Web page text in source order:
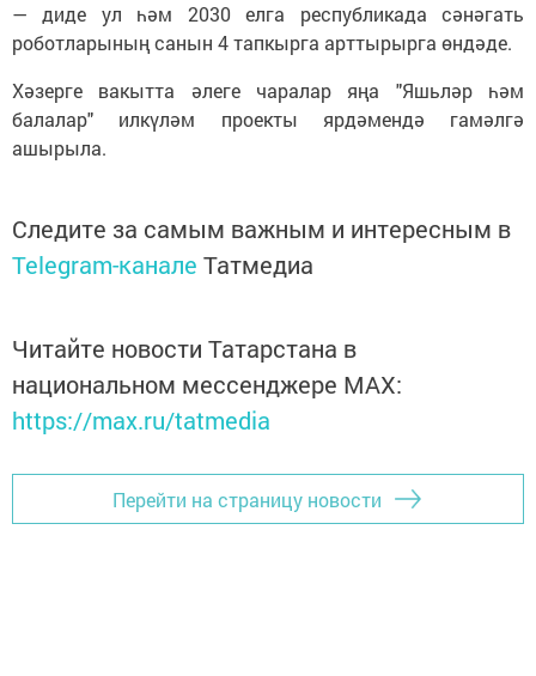
— диде ул һәм 2030 елга республикада сәнәгать
роботларының санын 4 тапкырга арттырырга өндәде.
Хәзерге вакытта әлеге чаралар яңа "Яшьләр һәм
балалар" илкүләм проекты ярдәмендә гамәлгә
ашырыла.
Следите за самым важным и интересным в
Telegram-канале Татмедиа
Читайте новости Татарстана в
национальном мессенджере MАХ:
https://max.ru/tatmedia
Перейти на страницу новости